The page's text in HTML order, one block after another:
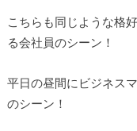
こちらも同じような格
る会社員のシーン！
平日の昼間にビジネス
のシーン！